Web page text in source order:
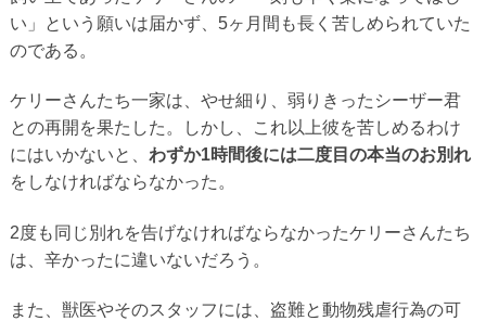
い」という願いは届かず、5ヶ月間も長く苦しめられていた
のである。
ケリーさんたち一家は、やせ細り、弱りきったシーザー君
との再開を果たした。しかし、これ以上彼を苦しめるわけ
にはいかないと、 わずか1時間後には二度目の本当のお別れ
をしなければならなかった。
2度も同じ別れを告げなければならなかったケリーさんたち
は、辛かったに違いないだろう。
また、獣医やそのスタッフには、盗難と動物残虐行為の可